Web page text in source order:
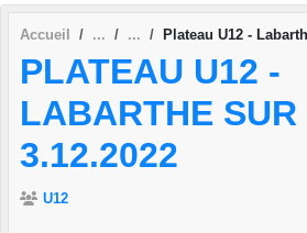
Accueil Plateau U12 -
PLATEAU U12 -
LABARTHE SUR
3.12.2022
U12